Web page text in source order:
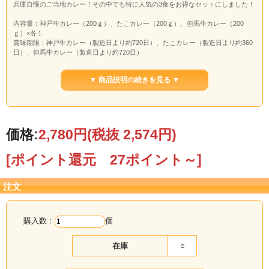
兵庫自慢のご当地カレー！その中でも特に人気の3食をお得なセットにしました！
内容量：神戸牛カレー（200ｇ）、たこカレー（200ｇ）、但馬牛カレー（200
ｇ）×各１
賞味期限：神戸牛カレー（製造日より約720日）、たこカレー（製造日より約360
日）、但馬牛カレー（製造日より約720日）
▼ 商品説明の続きを見る ▼
価格:2,780円(税抜 2,574円)
[ポイント還元 27ポイント～]
注文
購入数： 個
在庫 ○